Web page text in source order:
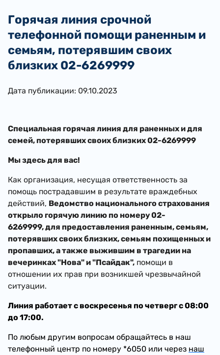
Горячая линия срочной
телефонной помощи раненным и
семьям, потерявшим своих
близких 02-6269999
Дата публикации: 09.10.2023
Специальная горячая линия для раненных и для
семей, потерявших своих близких 02-6269999
Мы здесь для вас!
Как организация, несущая ответственность за
помощь пострадавшим в результате враждебных
действий, Ведомство национального страхования
открыло горячую линию по номеру 02-
6269999, для предоставления раненным,семьям,
потерявших своих близких, семьям похищенных и
пропавших, а также выжившим в трагедии на
вечеринках "Нова" и "Псайдак", помощи в
отношении их прав при возникшей чрезвычайной
ситуации.
Линия работает с воскресенья по четверг с 08:00
до 17:00.
По любым другим вопросам обращайтесь в наш
телефонный центр по номеру *6050 или через наш